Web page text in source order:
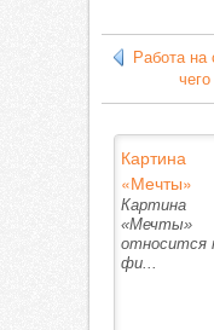
Работа на
Картина
«Мечты»
Картина
«Мечты»
относится
фи...